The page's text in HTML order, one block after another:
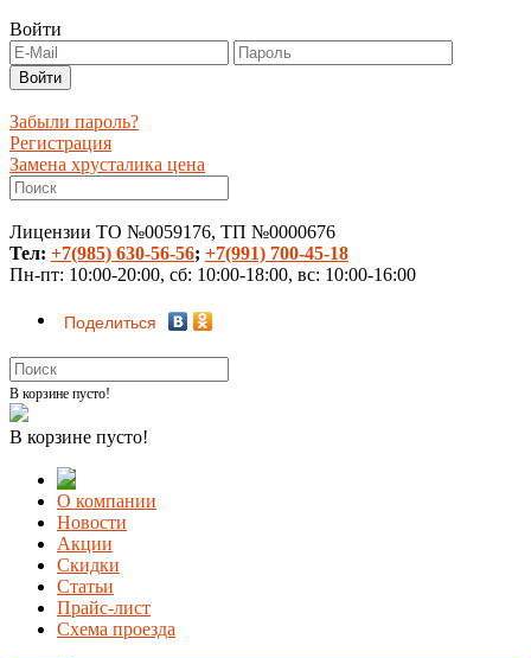
Войти
Забыли пароль?
Регистрация
Замена хрусталика цена
Лицензии ТО №0059176, ТП №0000676
Тел: +7(985) 630-56-56; +7(991) 700-45-18
Пн-пт: 10:00-20:00, сб: 10:00-18:00, вс: 10:00-16:00
Поделиться
В корзине пусто!
В корзине пусто!
О компании
Новости
Акции
Скидки
Статьи
Прайс-лист
Схема проезда